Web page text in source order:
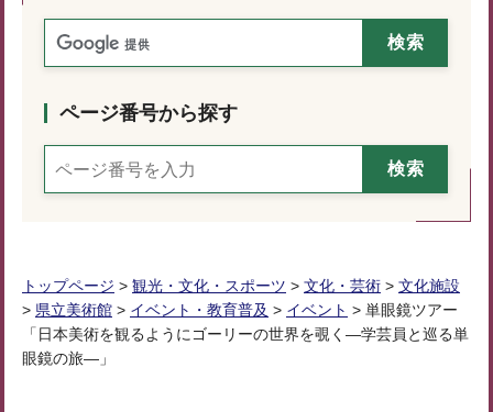
ページ番号から探す
トップページ > 観光・文化・スポーツ > 文化・芸術 > 文化施設
> 県立美術館 > イベント・教育普及 > イベント > 単眼鏡ツアー
「日本美術を観るようにゴーリーの世界を覗く―学芸員と巡る単
眼鏡の旅―」